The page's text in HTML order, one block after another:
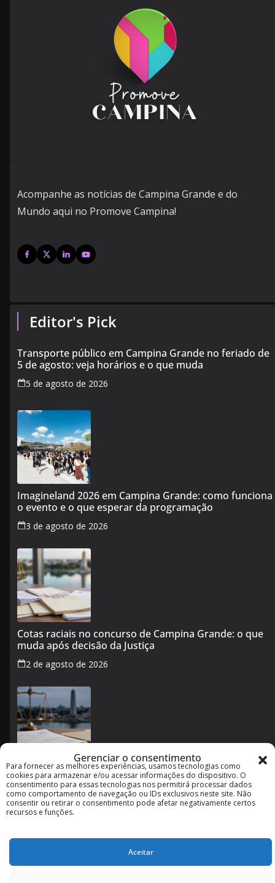
Gerenciar o consentimento
Para fornecer as melhores experiências, usamos tecnologias como
cookies para armazenar e/ou acessar informações do dispositivo. O
consentimento para essas tecnologias nos permitirá processar dados
como comportamento de navegação ou IDs exclusivos neste site. Não
consentir ou retirar o consentimento pode afetar negativamente certos
recursos e funções.
Aceitar
Acompanhe as notícias de Campina Grande e do
Mundo aqui no Promove Campina!
Editor's Pick
Transporte público em Campina Grande no feriado de
5 de agosto: veja horários e o que muda
5 de agosto de 2026
Imagineland 2026 em Campina Grande: como funciona
o evento e o que esperar da programação
3 de agosto de 2026
Cotas raciais no concurso de Campina Grande: o que
muda após decisão da Justiça
2 de agosto de 2026
Concurso de Campina Grande com cotas raciais terá
mudanças no edital após decisão da Justiça
1 de agosto de 2026